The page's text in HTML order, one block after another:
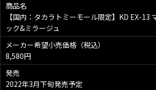
商品名
【国内：タカラトミーモール限定】KD EX-13
ック&ミラージュ
メーカー希望小売価格（税込）
8,580円
発売
2022年3月下旬発売予定